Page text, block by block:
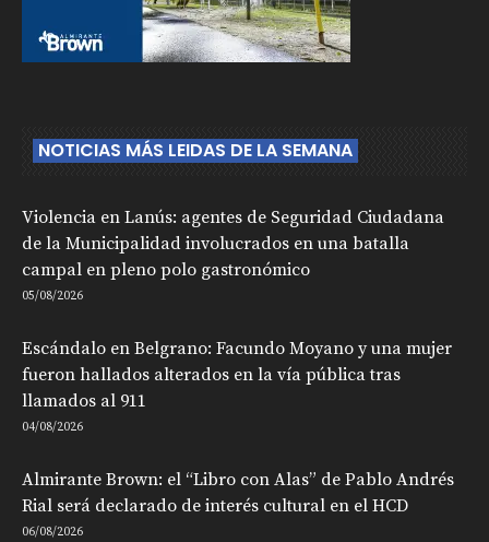
NOTICIAS MÁS LEIDAS DE LA SEMANA
Violencia en Lanús: agentes de Seguridad Ciudadana
de la Municipalidad involucrados en una batalla
campal en pleno polo gastronómico
05/08/2026
Escándalo en Belgrano: Facundo Moyano y una mujer
fueron hallados alterados en la vía pública tras
llamados al 911
04/08/2026
Almirante Brown: el “Libro con Alas” de Pablo Andrés
Rial será declarado de interés cultural en el HCD
06/08/2026